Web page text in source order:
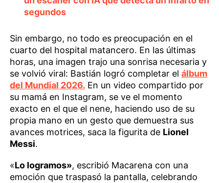
segundos
Sin embargo, no todo es preocupación en el
cuarto del hospital matancero. En las últimas
horas, una imagen trajo una sonrisa necesaria y
se volvió viral: Bastián logró completar el álbum
del Mundial 2026. En un video compartido por
su mamá en Instagram, se ve el momento
exacto en el que el nene, haciendo uso de su
propia mano en un gesto que demuestra sus
avances motrices, saca la figurita de Lionel
Messi.
«Lo logramos», escribió Macarena con una
emoción que traspasó la pantalla, celebrando